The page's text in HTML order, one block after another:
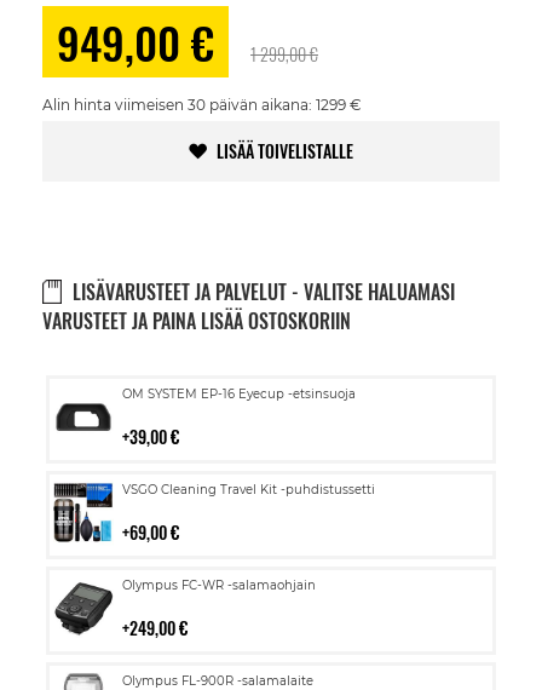
949,00 € 1 299,00 €
Alin hinta viimeisen 30 päivän aikana: 1299 €
LISÄÄ TOIVELISTALLE
LISÄVARUSTEET JA PALVELUT - VALITSE HALUAMASI
VARUSTEET JA PAINA LISÄÄ OSTOSKORIIN
OM SYSTEM EP-16 Eyecup -etsinsuoja
39,00 €
Lisää
VSGO Cleaning Travel Kit -puhdistussetti
69,00 €
Lisää
Olympus FC-WR -salamaohjain
249,00 €
Lisää
Olympus FL-900R -salamalaite
Lisää
gallery